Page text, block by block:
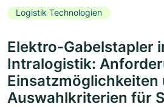
Logistik Technologien
Elektro-Gabelstapler
Intralogistik:
Einsatzmöglichkeiten
Auswahlkriterien für